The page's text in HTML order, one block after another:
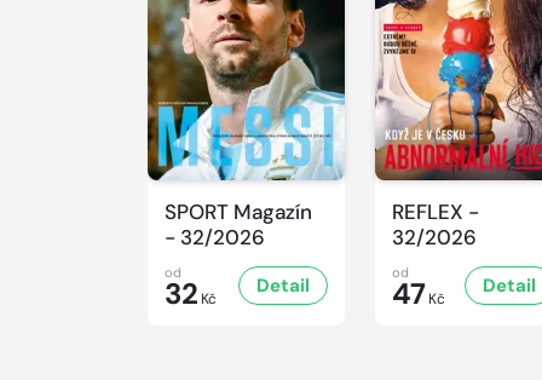
SPORT Magazín
- 32/2026
od
32 Kč
Detail
REFLEX -
32/2026
od
47 Kč
Detail